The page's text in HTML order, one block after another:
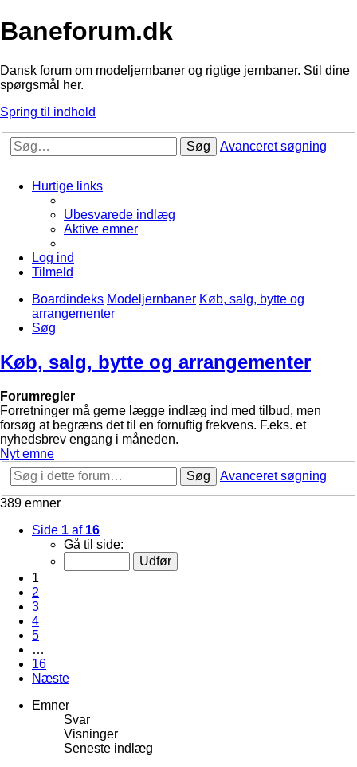
Baneforum.dk
Dansk forum om modeljernbaner og rigtige jernbaner. Stil dine
spørgsmål her.
Spring til indhold
Søg Avanceret søgning
Hurtige links
Ubesvarede indlæg
Aktive emner
Log ind
Tilmeld
Boardindeks Modeljernbaner Køb, salg, bytte og
arrangementer
Søg
Køb, salg, bytte og arrangementer
Forumregler
Forretninger må gerne lægge indlæg ind med tilbud, men
forsøg at begræns det til en fornuftig frekvens. F.eks. et
nyhedsbrev engang i måneden.
Nyt emne
Søg
Avanceret søgning
389 emner
Side 1 af 16
Gå til side:
1
2
3
4
5
…
16
Næste
Emner
Svar
Visninger
Seneste indlæg